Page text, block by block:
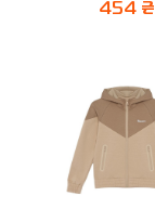
454 ₴